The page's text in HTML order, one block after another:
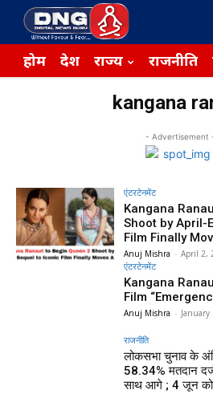
होम देश राज्य राजनीति
kangana
- Advertisement
एंटरटेनमेंट
Kangana
Shoot by April-
Film Finally
Anuj Mishra - April 2,
एंटरटेनमेंट
Kangana
Film
Anuj Mishra -
राजनीति
लोकसभा चुनाव के
58.34% मतदान
साथ आगे ; 4 जून